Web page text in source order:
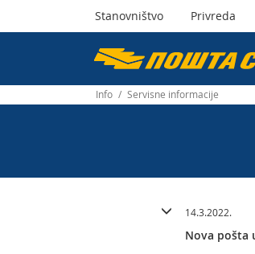
Пошта
Србије
Stanovništvo Privreda
Info / Servisne informacije
14.3.2022.
Nova pošta